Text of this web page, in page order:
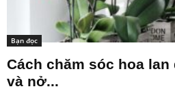
Bạn đọc
Cách chăm sóc hoa
và nở...